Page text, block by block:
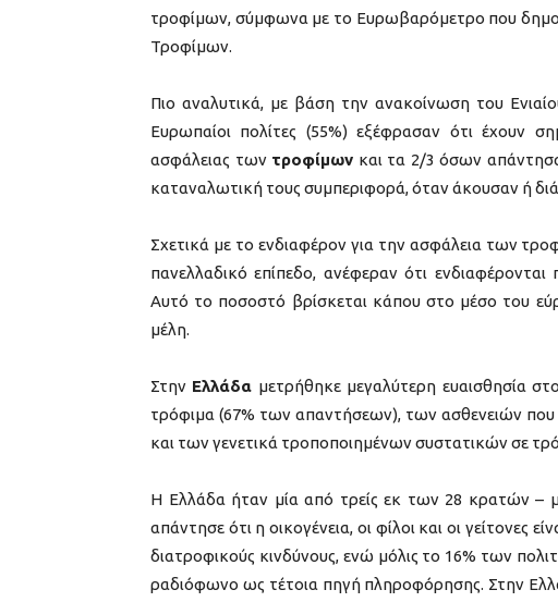
τροφίμων, σύμφωνα με το Ευρωβαρόμετρο που
Τροφίμων.
Πιο αναλυτικά, με βάση την ανακοίνωση του
Ευρωπαίοι πολίτες (55%) εξέφρασαν ότι έχουν
ασφάλειας των τροφίμων και τα 2/3 όσων
καταναλωτική τους συμπεριφορά, όταν άκουσαν ή
Σχετικά με το ενδιαφέρον για την ασφάλεια των
πανελλαδικό επίπεδο, ανέφεραν ότι
Αυτό το ποσοστό βρίσκεται κάπου στο μέσο του
μέλη.
Στην Ελλάδα μετρήθηκε μεγαλύτερη ευαισθησία
τρόφιμα (67% των απαντήσεων), των ασθενειών
και των γενετικά τροποποιημένων συστατικών σε
Η Ελλάδα ήταν μία από τρείς εκ των 28 κρατών –
απάντησε ότι η οικογένεια, οι φίλοι και οι γείτονες
διατροφικούς κινδύνους, ενώ μόλις το 16% των
ραδιόφωνο ως τέτοια πηγή πληροφόρησης. Στην